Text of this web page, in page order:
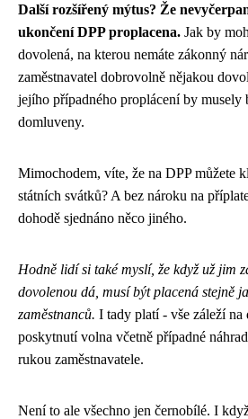
Další rozšířený mýtus? Že
ukončení DPP proplacena. Jak by
dovolená, na kterou nemáte zákonný
zaměstnavatel dobrovolně nějakou
jejího případného proplácení by musely
domluveny.
Mimochodem, víte, že na DPP můžete
státních svátků? A bez nároku na
dohodě sjednáno něco jiného.
Hodně lidí si také myslí, že když už jim
dovolenou dá, musí být placená stejně
zaměstnanců. I tady platí - vše záleží
poskytnutí volna včetně případné
rukou zaměstnavatele.
Není to ale všechno jen černobílé. I